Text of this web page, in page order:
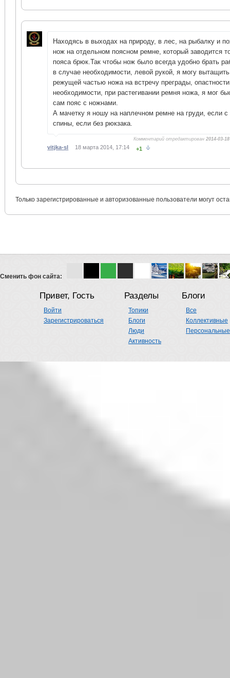
Находясь в выходах на природу, в лес, на рыбалку и
нож на отдельном поясном ремне, который заводится
пояса брюк.Так чтобы нож было всегда удобно брать
в случае необходимости, левой рукой, я могу
режущей частью ножа на встречу преграды,
необходимости, при растегивании ремня ножа, я мог
сам пояс с ножнами.
А мачетку я ношу на наплечном ремне на груди, если
спины, если без рюкзака.
Комментарий отредактирован2014-03-
vitjka-sl 18 марта 2014, 17:14 +1
Только зарегистрированные и авторизованные пользователи могут
Сменить фон сайта:
Привет, Гость
Войти
Зарегистрироваться
Разделы
Топики
Блоги
Люди
Активность
Блоги
Все
Коллективные
Персональные